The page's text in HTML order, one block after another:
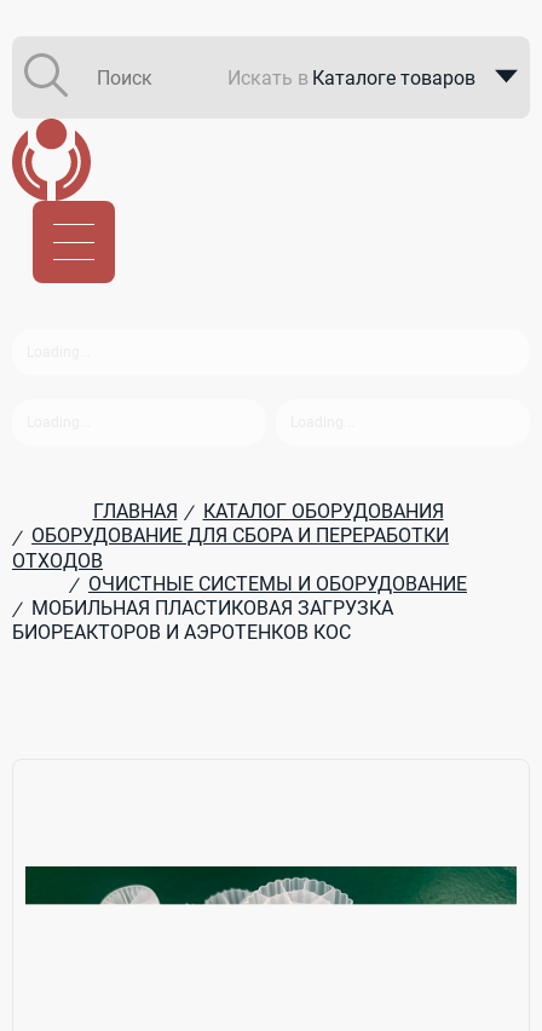
Искать в Каталоге товаров
ГЛАВНАЯ / КАТАЛОГ ОБОРУДОВАНИЯ
/ ОБОРУДОВАНИЕ ДЛЯ СБОРА И ПЕРЕРАБОТКИ
ОТХОДОВ
/ ОЧИСТНЫЕ СИСТЕМЫ И ОБОРУДОВАНИЕ
/ МОБИЛЬНАЯ ПЛАСТИКОВАЯ ЗАГРУЗКА
БИОРЕАКТОРОВ И АЭРОТЕНКОВ КОС